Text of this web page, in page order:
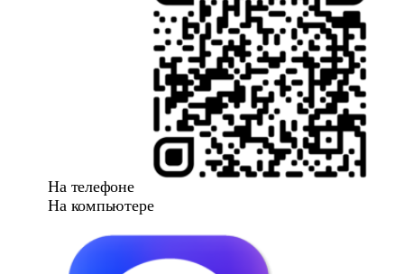
На телефоне
На компьютере